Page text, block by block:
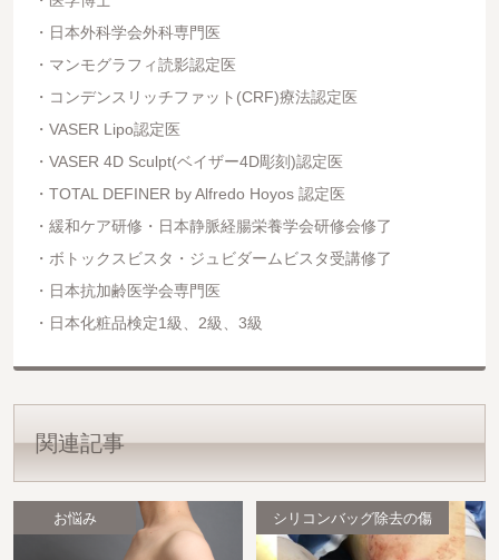
日本外科学会外科専門医
マンモグラフィ読影認定医
コンデンスリッチファット(CRF)療法認定医
VASER Lipo認定医
VASER 4D Sculpt(ベイザー4D彫刻)認定医
TOTAL DEFINER by Alfredo Hoyos 認定医
緩和ケア研修・日本静脈経腸栄養学会研修会修了
ボトックスビスタ・ジュビダームビスタ受講修了
日本抗加齢医学会専門医
日本化粧品検定1級、2級、3級
関連記事
お悩み シリコンバッグ除去の傷